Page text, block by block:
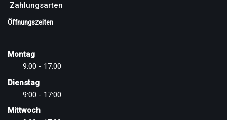
Zahlungsarten
Öffnungszeiten
Montag
9:00 - 17:00
Dienstag
9:00 - 17:00
Mittwoch